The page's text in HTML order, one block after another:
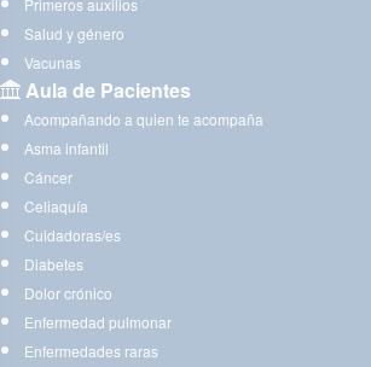
Salud y género
Vacunas
Aula de Pacientes
Acompañando a quien te acompaña
Asma infantil
Cáncer
Celiaquía
Cuidadoras/es
Diabetes
Dolor crónico
Enfermedad pulmonar
Enfermedades raras